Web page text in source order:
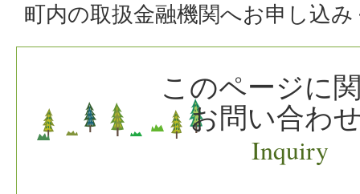
町内の取扱金融機関へお申し込
このページに
お問い合わ
Inquiry